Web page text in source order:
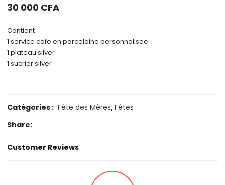
30 000 CFA
Contient
1 service cafe en porcelaine personnalisee
1 plateau silver
1 sucrier silver
Catégories : Fête des Mères,Fêtes
Share:
Customer Reviews